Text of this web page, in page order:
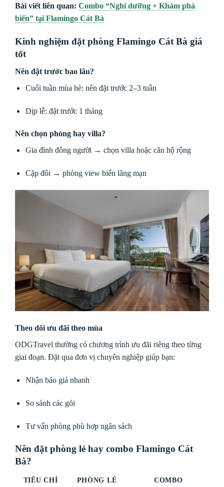
Bài viết liên quan: Combo “Nghỉ dưỡng + Khám phá
biển” tại Flamingo Cát Bà
Kinh nghiệm đặt phòng Flamingo Cát Bà giá
tốt
Nên đặt trước bao lâu?
Cuối tuần mùa hè: nên đặt trước 2–3 tuần
Dịp lễ: đặt trước 1 tháng
Nên chọn phòng hay villa?
Gia đình đông người → chọn villa hoặc căn hộ rộng
Cặp đôi → phòng view biển lãng mạn
Theo dõi ưu đãi theo mùa
ODGTravel thường có chương trình ưu đãi riêng theo từng
giai đoạn. Đặt qua đơn vị chuyên nghiệp giúp bạn:
Nhận báo giá nhanh
So sánh các gói
Tư vấn phòng phù hợp ngân sách
Nên đặt phòng lẻ hay combo Flamingo Cát
Bà?
TIÊU CHÍ PHÒNG LẺ
COMBO